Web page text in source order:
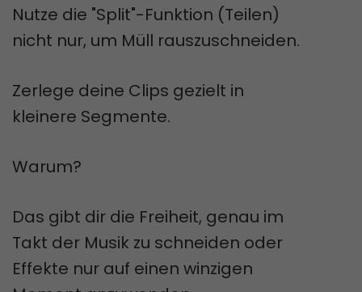
Nutze die "Split"-Funktion (Teilen)
nicht nur, um Müll rauszuschneiden.
Zerlege deine Clips gezielt in
kleinere Segmente.
Warum?
Das gibt dir die Freiheit, genau im
Takt der Musik zu schneiden oder
Effekte nur auf einen winzigen